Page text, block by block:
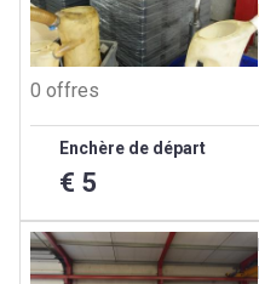
0 offres
Enchère de départ
€ 5